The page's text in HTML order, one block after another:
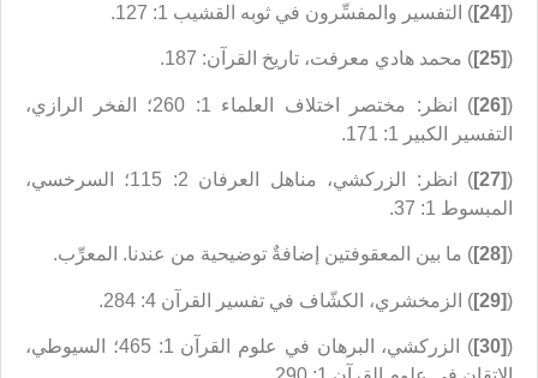
(
[24] ) التفسير والمفسِّرون في ثوبه القشيب 1: 127.
(
[25] ) محمد هادي معرفت، تاريخ القرآن: 187.
(
[26]
) انظر: مختصر اختلاف العلماء 1: 260؛ الفخر الرازي،
التفسير الكبير 1: 171.
(
[27]
) انظر: الزركشي، مناهل العرفان 2: 115؛ السرخسي،
المبسوط 1: 37.
(
[28] ) ما بين المعقوفتين إضافةٌ توضيحية من عندنا. المعرِّب.
(
[29] ) الزمخشري، الكشّاف في تفسير القرآن 4: 284.
(
[30]
) الزركشي، البرهان في علوم القرآن 1: 465؛ السيوطي،